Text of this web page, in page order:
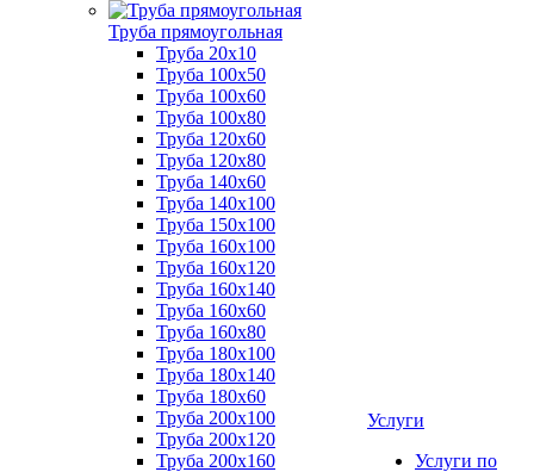
Труба прямоугольная
Труба 20x10
Труба 100x50
Труба 100x60
Труба 100x80
Труба 120x60
Труба 120x80
Труба 140x60
Труба 140x100
Труба 150x100
Труба 160x100
Труба 160x120
Труба 160x140
Труба 160x60
Труба 160x80
Труба 180x100
Труба 180x140
Труба 180x60
Труба 200x100
Труба 200x120
Труба 200x160
Услуги
Услуги по